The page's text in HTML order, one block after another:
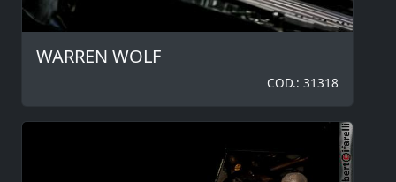
WARREN WOLF
COD.: 31318